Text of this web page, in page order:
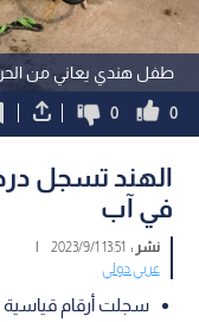
طفل هندي يعاني من
0
0
الهند تسجل
في آب
نشر : 13:51 2023/9/1
|
عربي دولي
سجلت أرقام قياسية